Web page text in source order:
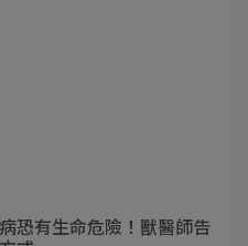
恐有生命危險！獸醫師告